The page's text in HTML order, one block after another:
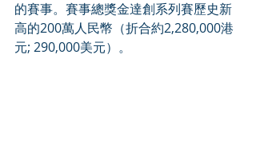
的賽事。賽事總獎金達創系列賽歷史新
高的200萬人民幣（折合約2,280,000港
元; 290,000美元）。